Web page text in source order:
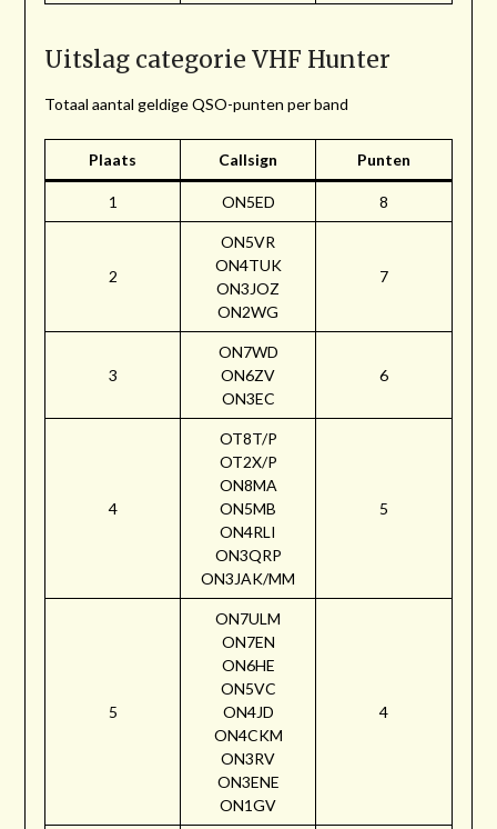
Uitslag categorie VHF Hunter
Totaal aantal geldige QSO-punten per band
Plaats Callsign Punten
1 ON5ED 8
2
ON5VR
ON4TUK
ON3JOZ
ON2WG
7
3
ON7WD
ON6ZV
ON3EC
6
4
OT8T/P
OT2X/P
ON8MA
ON5MB
ON4RLI
ON3QRP
ON3JAK/MM
5
5
ON7ULM
ON7EN
ON6HE
ON5VC
ON4JD
ON4CKM
ON3RV
ON3ENE
ON1GV
4